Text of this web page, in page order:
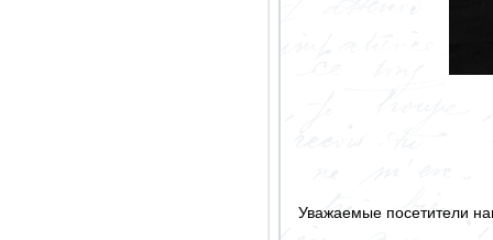
Уважаемые посетители